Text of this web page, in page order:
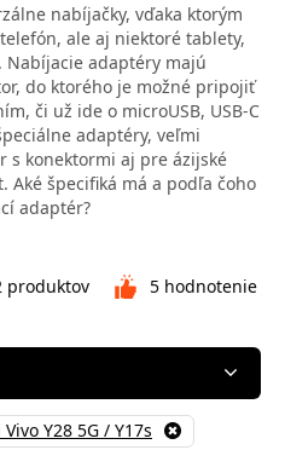
nabíjačky, vďaka ktorým
ale aj niektoré tablety,
Nabíjacie adaptéry majú
do ktorého je možné pripojiť
či už ide o microUSB, USB-C
adaptéry, veľmi
s konektormi aj pre ázijské
Aké špecifiká má a podľa čoho
adaptér?
produktov 5 hodnotenie
Y28 5G / Y17s